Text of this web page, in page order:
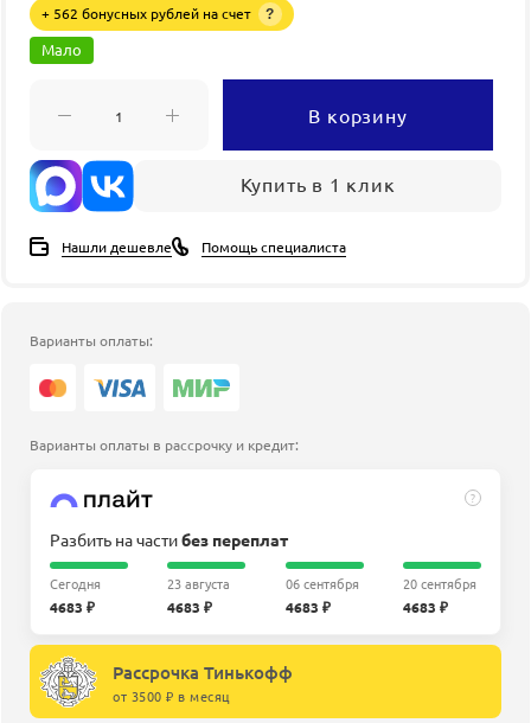
+ 562 бонусных рублей на счет ?
Мало
В корзину
Купить в 1 клик
Нашли дешевле Помощь специалиста
Варианты оплаты:
Варианты оплаты в рассрочку и кредит:
?
Разбить на частибез переплат
Сегодня
4683 ₽
23 августа
4683 ₽
06 сентября
4683 ₽
20 сентября
4683 ₽
Рассрочка Тинькофф
от 3500 ₽ в месяц